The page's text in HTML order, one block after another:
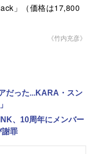
」（価格は17,800
《竹内充彦》
だった...KARA・スン
、10周年にメンバー
謝罪